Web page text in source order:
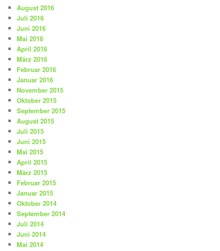
August 2016
Juli 2016
Juni 2016
Mai 2016
April 2016
März 2016
Februar 2016
Januar 2016
November 2015
Oktober 2015
September 2015
August 2015
Juli 2015
Juni 2015
Mai 2015
April 2015
März 2015
Februar 2015
Januar 2015
Oktober 2014
September 2014
Juli 2014
Juni 2014
Mai 2014